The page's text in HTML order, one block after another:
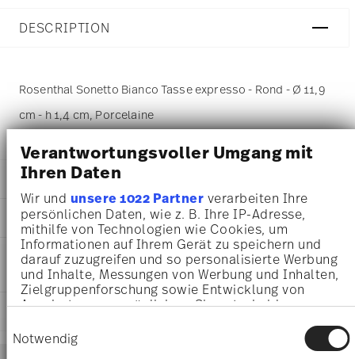
Verantwortungsvoller Umgang mit
Ihren Daten
Wir und unsere 1022 Partnerverarbeiten Ihre
persönlichen Daten, wie z. B. Ihre IP-Adresse,
mithilfe von Technologien wie Cookies, um
Informationen auf Ihrem Gerät zu speichern und
darauf zuzugreifen und so personalisierte Werbung
und Inhalte, Messungen von Werbung und Inhalten,
Zielgruppenforschung sowie Entwicklung von
Angeboten zu ermöglichen. Sie entscheiden
Sie können Ihre Einwilligung jederzeit über die
Cookie-Erklärung oder durch Klicken auf das
Notwendig
DESCRIPTION
Rosenthal Sonetto Bianco Tasse expresso - Rond - Ø 11,9
cm - h 1,4 cm, Porcelaine
DÉTAILS
Rosenthal
Sonetto
Bianco
Porcelaine
Bianco
10600-800001-14716
4012438585949
DIMENSIONS
11,90 cm
11,90 cm
11,90 cm
1,40 cm
INSTRUCTIONS D'ENTRETIEN ET DE
SÉCURITÉ
EXPÉDITION ET RETOURS